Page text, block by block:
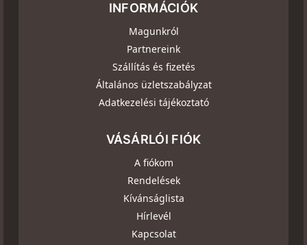
INFORMÁCIÓK
Magunkról
Partnereink
Szállítás és fizetés
Általános üzletszabályzat
Adatkezelési tájékoztató
VÁSÁRLÓI FIÓK
A fiókom
Rendelések
Kívánságlista
Hírlevél
Kapcsolat